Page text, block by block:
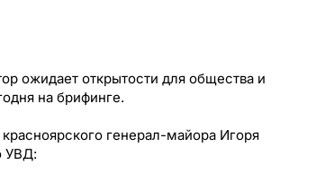
ожидает открытости для общества и
на брифинге.
генерал-майора Игоря
УВД: